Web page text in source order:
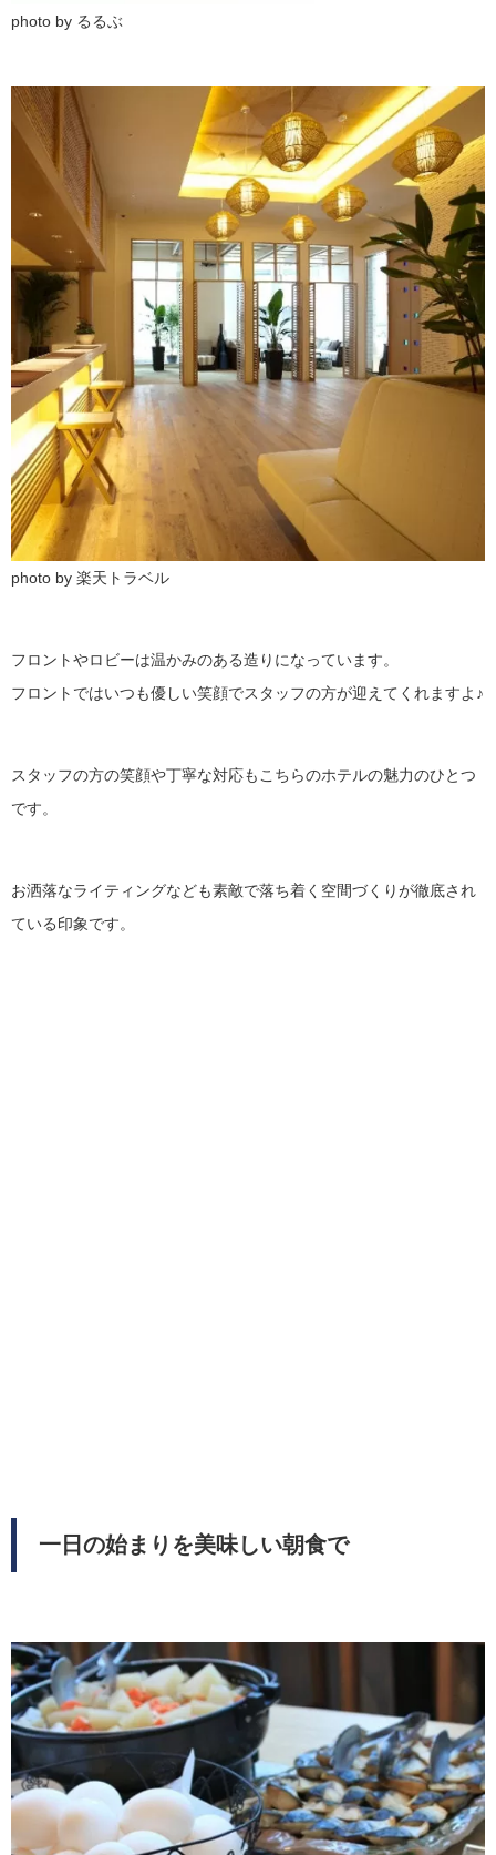
photo by るるぶ
photo by 楽天トラベル
フロントやロビーは温かみのある造りになっています。
フロントではいつも優しい笑顔でスタッフの方が迎えてくれますよ♪
スタッフの方の笑顔や丁寧な対応もこちらのホテルの魅力のひとつ
です。
お洒落なライティングなども素敵で落ち着く空間づくりが徹底され
ている印象です。
一日の始まりを美味しい朝食で